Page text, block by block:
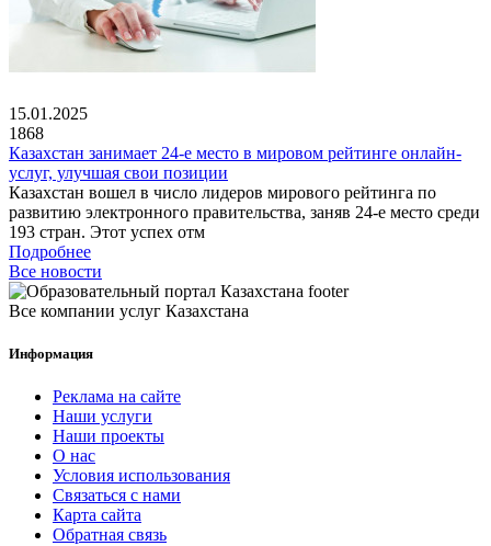
15.01.2025
1868
Казахстан занимает 24-е место в мировом рейтинге онлайн-
услуг, улучшая свои позиции
Казахстан вошел в число лидеров мирового рейтинга по
развитию электронного правительства, заняв 24-е место среди
193 стран. Этот успех отм
Подробнее
Все новости
Все компании услуг Казахстана
Информация
Реклама на сайте
Наши услуги
Наши проекты
О нас
Условия использования
Связаться с нами
Карта сайта
Обратная связь